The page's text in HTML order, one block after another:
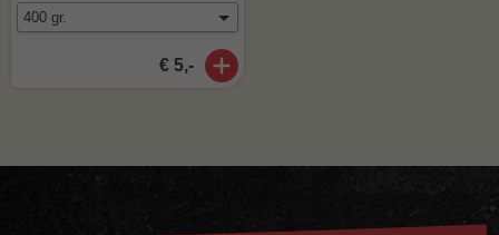
€ 5,-